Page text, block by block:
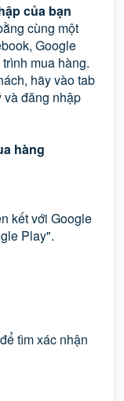
của bạn
cùng một
Google
mua hàng.
hãy vào tab
và đăng nhập
hàng
kết với Google
Play".
tìm xác nhận